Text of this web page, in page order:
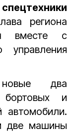
региона
вместе с
управления
новые два
бортовых и
автомобили.
две машины